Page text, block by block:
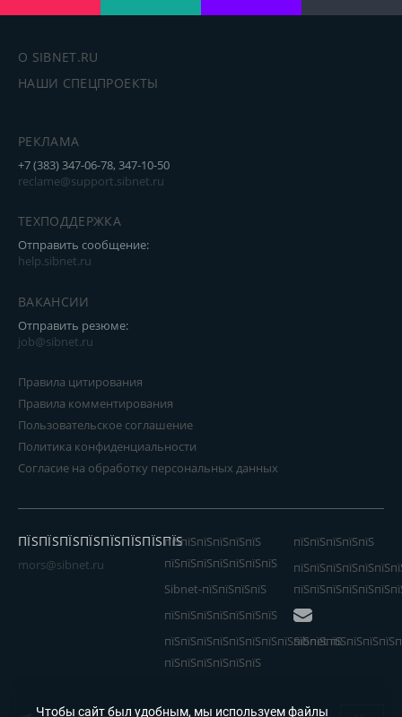
О SIBNET.RU
НАШИ СПЕЦПРОЕКТЫ
РЕКЛАМА
+7 (383) 347-06-78, 347-10-50
reclame@support.sibnet.ru
ТЕХПОДДЕРЖКА
Отправить сообщение:
help.sibnet.ru
ВАКАНСИИ
Отправить резюме:
job@sibnet.ru
Правила цитирования
Правила комментирования
Пользовательское соглашение
Политика конфиденциальности
Согласие на обработку персональных данных
ПЇЅПЇЅПЇЅПЇЅПЇЅПЇЅПЇЅПЇЅ
mors@sibnet.ru
пїЅпїЅпїЅпїЅпїЅпїЅ
пїЅпїЅпїЅпїЅпїЅпїЅпїЅ
Sibnet-пїЅпїЅпїЅпїЅ
пїЅпїЅпїЅпїЅпїЅ
пїЅпїЅпїЅпїЅпїЅпїЅпїЅ
пїЅпїЅпїЅпїЅпїЅпїЅпїЅпїЅпїЅпїЅпїЅ
пїЅпїЅпїЅпїЅпїЅпїЅ
Sibnet
Чтобы сайт был удобным, мы используем файлы